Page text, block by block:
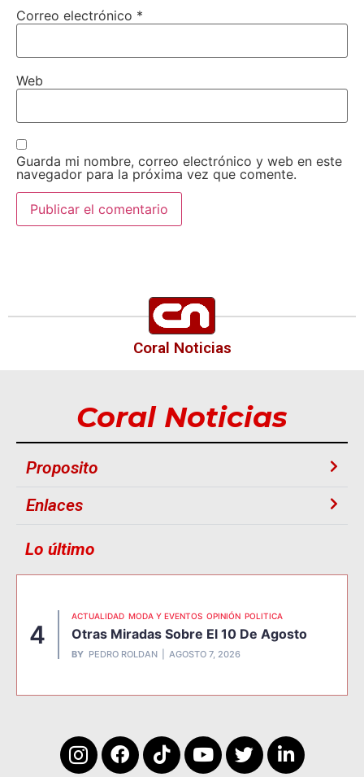
Correo electrónico *
Web
Guarda mi nombre, correo electrónico y web en este
navegador para la próxima vez que comente.
Coral Noticias
Coral Noticias
Proposito
Enlaces
Lo último
4
ACTUALIDAD MODA Y EVENTOS OPINIÓN POLITICA
Otras Miradas Sobre El 10 De Agosto
BY PEDRO ROLDAN AGOSTO 7, 2026